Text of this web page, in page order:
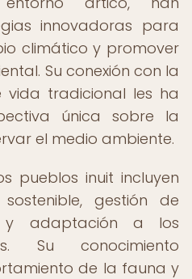
innovadoras para
climático y promover
Su conexión con la
tradicional les ha
única sobre la
el medio ambiente.
pueblos inuit incluyen
gestión de
y adaptación a los
Su conocimiento
de la fauna y